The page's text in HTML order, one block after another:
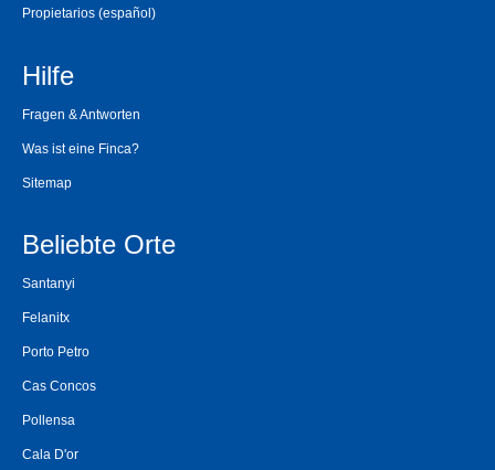
Propietarios (español)
Hilfe
Fragen & Antworten
Was ist eine Finca?
Sitemap
Beliebte Orte
Santanyi
Felanitx
Porto Petro
Cas Concos
Pollensa
Cala D'or